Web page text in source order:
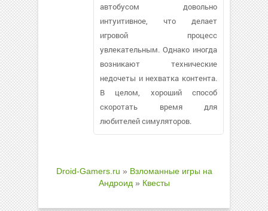
автобусом довольно
интуитивное, что делает
игровой процесс
увлекательным. Однако иногда
возникают технические
недочеты и нехватка контента.
В целом, хороший способ
скоротать время для
любителей симуляторов.
Droid-Gamers.ru » Взломанные игры на
Андроид » Квесты